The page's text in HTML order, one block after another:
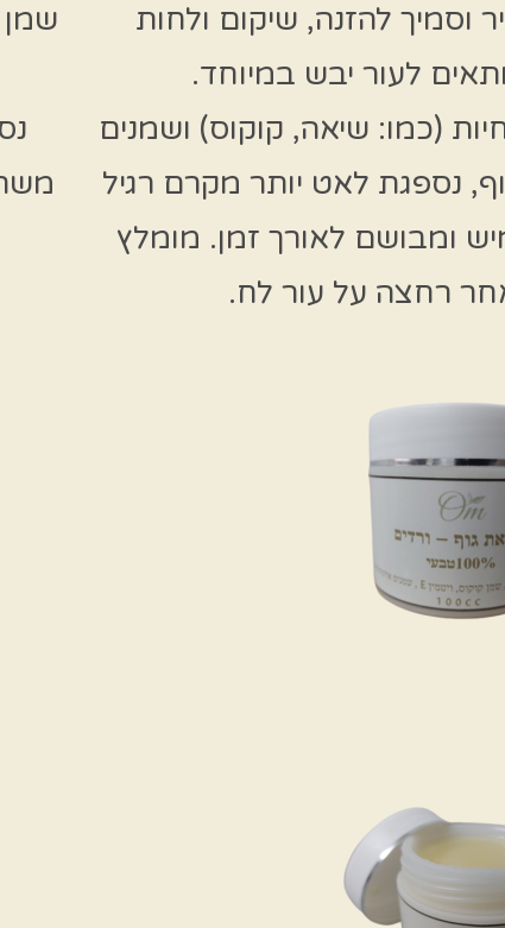
וסמיך להזנה, שיקום ולחות
לעור יבש במיוחד.
(כמו: שיאה, קוקוס) ושמנים
נספגת לאט יותר מקרם רגיל
ומבושם לאורך זמן. מומלץ
רחצה על עור לח.
שמן